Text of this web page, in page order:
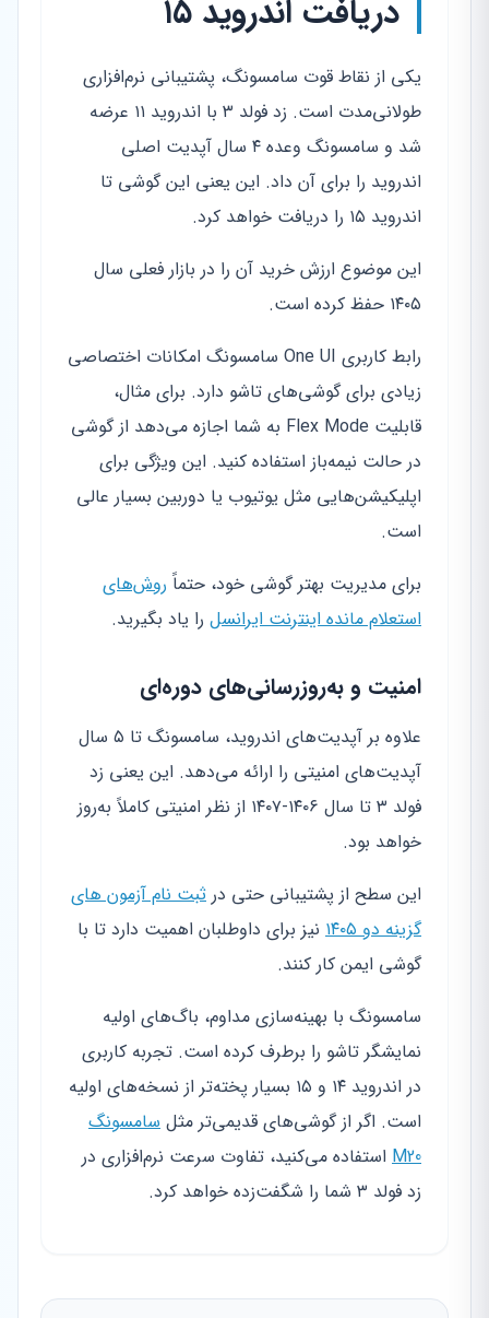
دریافت اندروید ۱۵
یکی از نقاط قوت سامسونگ، پشتیبانی نرم‌افزاری
طولانی‌مدت است. زد فولد ۳ با اندروید ۱۱ عرضه
شد و سامسونگ وعده ۴ سال آپدیت اصلی
اندروید را برای آن داد. این یعنی این گوشی تا
اندروید ۱۵ را دریافت خواهد کرد.
این موضوع ارزش خرید آن را در بازار فعلی سال
۱۴۰۵ حفظ کرده است.
رابط کاربری One UI سامسونگ امکانات اختصاصی
زیادی برای گوشی‌های تاشو دارد. برای مثال،
قابلیت Flex Mode به شما اجازه می‌دهد از گوشی
در حالت نیمه‌باز استفاده کنید. این ویژگی برای
اپلیکیشن‌هایی مثل یوتیوب یا دوربین بسیار عالی
است.
برای مدیریت بهتر گوشی خود، حتماً روش‌های
استعلام مانده اینترنت ایرانسل را یاد بگیرید.
امنیت و به‌روزرسانی‌های دوره‌ای
علاوه بر آپدیت‌های اندروید، سامسونگ تا ۵ سال
آپدیت‌های امنیتی را ارائه می‌دهد. این یعنی زد
فولد ۳ تا سال ۱۴۰۶-۱۴۰۷ از نظر امنیتی کاملاً به‌روز
خواهد بود.
این سطح از پشتیبانی حتی در ثبت نام آزمون های
گزینه دو ۱۴۰۵
نیز برای داوطلبان اهمیت دارد تا با
گوشی ایمن کار کنند.
سامسونگ با بهینه‌سازی مداوم، باگ‌های اولیه
نمایشگر تاشو را برطرف کرده است. تجربه کاربری
در اندروید ۱۴ و ۱۵ بسیار پخته‌تر از نسخه‌های اولیه
است. اگر از گوشی‌های قدیمی‌تر مثل سامسونگ
M20 استفاده می‌کنید، تفاوت سرعت نرم‌افزاری در
زد فولد ۳ شما را شگفت‌زده خواهد کرد.